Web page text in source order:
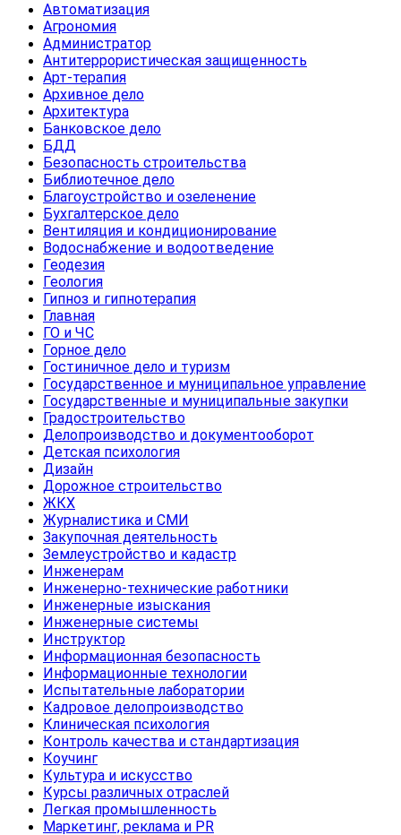
Автоматизация
Агрономия
Администратор
Антитеррористическая защищенность
Арт-терапия
Архивное дело
Архитектура
Банковское дело
БДД
Безопасность строительства
Библиотечное дело
Благоустройство и озеленение
Бухгалтерское дело
Вентиляция и кондиционирование
Водоснабжение и водоотведение
Геодезия
Геология
Гипноз и гипнотерапия
Главная
ГО и ЧС
Горное дело
Гостиничное дело и туризм
Государственное и муниципальное управление
Государственные и муниципальные закупки
Градостроительство
Делопроизводство и документооборот
Детская психология
Дизайн
Дорожное строительство
ЖКХ
Журналистика и СМИ
Закупочная деятельность
Землеустройство и кадастр
Инженерам
Инженерно-технические работники
Инженерные изыскания
Инженерные системы
Инструктор
Информационная безопасность
Информационные технологии
Испытательные лаборатории
Кадровое делопроизводство
Клиническая психология
Контроль качества и стандартизация
Коучинг
Культура и искусство
Курсы различных отраслей
Легкая промышленность
Маркетинг, реклама и PR